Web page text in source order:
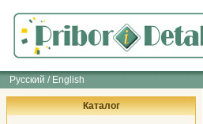
Русский / English
Каталог